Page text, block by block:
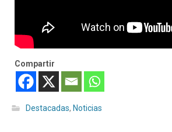
Compartir
Destacadas, Noticias